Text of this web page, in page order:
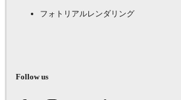
フォトリアルレンダリング
Follow us